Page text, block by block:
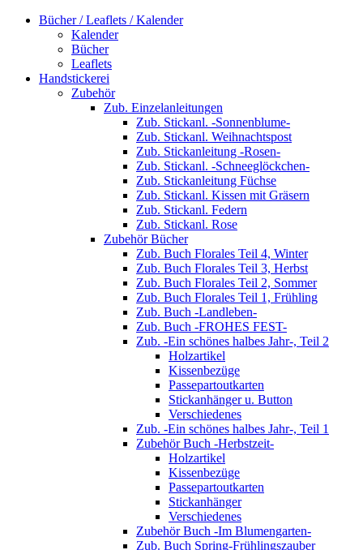
Bücher / Leaflets / Kalender
Kalender
Bücher
Leaflets
Handstickerei
Zubehör
Zub. Einzelanleitungen
Zub. Stickanl. -Sonnenblume-
Zub. Stickanl. Weihnachtspost
Zub. Stickanleitung -Rosen-
Zub. Stickanl. -Schneeglöckchen-
Zub. Stickanleitung Füchse
Zub. Stickanl. Kissen mit Gräsern
Zub. Stickanl. Federn
Zub. Stickanl. Rose
Zubehör Bücher
Zub. Buch Florales Teil 4, Winter
Zub. Buch Florales Teil 3, Herbst
Zub. Buch Florales Teil 2, Sommer
Zub. Buch Florales Teil 1, Frühling
Zub. Buch -Landleben-
Zub. Buch -FROHES FEST-
Zub. -Ein schönes halbes Jahr-, Teil 2
Holzartikel
Kissenbezüge
Passepartoutkarten
Stickanhänger u. Button
Verschiedenes
Zub. -Ein schönes halbes Jahr-, Teil 1
Zubehör Buch -Herbstzeit-
Holzartikel
Kissenbezüge
Passepartoutkarten
Stickanhänger
Verschiedenes
Zubehör Buch -Im Blumengarten-
Zub. Buch Spring-Frühlingszauber